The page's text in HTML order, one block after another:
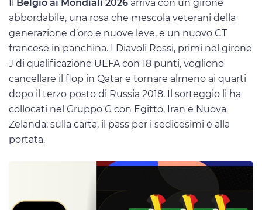
Belgio ai Mondiali 2026 arriva con un girone
abbordabile, una rosa che mescola veterani della
generazione d’oro e nuove leve, e un nuovo CT
francese in panchina. I Diavoli Rossi, primi nel girone
J di qualificazione UEFA con 18 punti, vogliono
cancellare il flop in Qatar e tornare almeno ai quarti
dopo il terzo posto di Russia 2018. Il sorteggio li ha
collocati nel Gruppo G con Egitto, Iran e Nuova
Zelanda: sulla carta, il pass per i sedicesimi è alla
portata.